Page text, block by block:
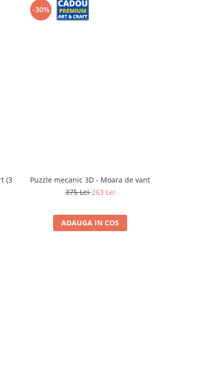
(3
-30%
Puzzle mecanic 3D - Moara de vant
375 Lei263 Lei
ADAUGA IN COS